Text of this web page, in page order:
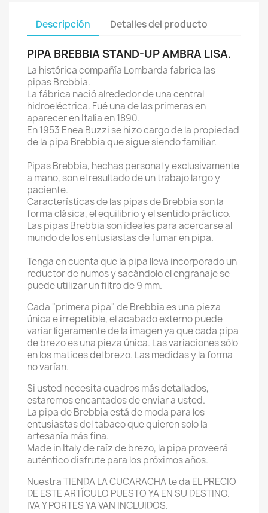
Descripción Detalles del producto
PIPA BREBBIA STAND-UP AMBRA LISA.
La histórica compañía Lombarda fabrica las
pipas Brebbia.
La fábrica nació alrededor de una central
hidroeléctrica. Fué una de las primeras en
aparecer en Italia en 1890.
En 1953 Enea Buzzi se hizo cargo de la propiedad
de la pipa Brebbia que sigue siendo familiar.
Pipas Brebbia, hechas personal y exclusivamente
a mano, son el resultado de un trabajo largo y
paciente.
Características de las pipas de Brebbia son la
forma clásica, el equilibrio y el sentido práctico.
Las pipas Brebbia son ideales para acercarse al
mundo de los entusiastas de fumar en pipa.
Tenga en cuenta que la pipa lleva incorporado un
reductor de humos y sacándolo el engranaje se
puede utilizar un filtro de 9 mm.
Cada "primera pipa" de Brebbia es una pieza
única e irrepetible, el acabado externo puede
variar ligeramente de la imagen ya que cada pipa
de brezo es una pieza única. Las variaciones sólo
en los matices del brezo. Las medidas y la forma
no varían.
Si usted necesita cuadros más detallados,
estaremos encantados de enviar a usted.
La pipa de Brebbia está de moda para los
entusiastas del tabaco que quieren solo la
artesanía más fina.
Made in Italy de raíz de brezo, la pipa proveerá
auténtico disfrute para los próximos años.
Nuestra TIENDA LA CUCARACHA te da EL PRECIO
DE ESTE ARTÍCULO PUESTO YA EN SU DESTINO.
IVA Y PORTES YA VAN INCLUIDOS.